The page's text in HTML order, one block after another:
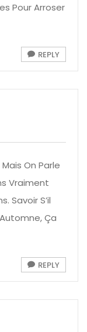
Pour Arroser
REPLY
On Parle
Vraiment
Savoir S’il
Ça
REPLY